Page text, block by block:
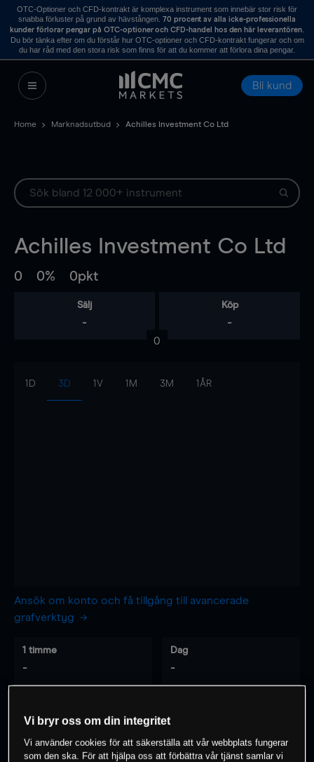
OTC-Optioner och CFD-kontrakt är komplexa instrument som innebär stor risk för
snabba förluster på grund av hävstången. 70 procent av alla icke-professionella
kunder förlorar pengar på OTC-optioner och CFD-handel hos den här leverantören.
Du bör tänka efter om du förstår hur OTC-optioner och CFD-kontrakt fungerar och om
du har råd med den stora risk som finns för att du kommer att förlora dina pengar.
Bli kund
Home Marknadsutbud Achilles Investment Co Ltd
Achilles Investment Co Ltd
0 0% 0pkt
Sälj
-
Köp
-
0
1D 3D 1V 1M 3M 1ÅR
Ansök om konto och få tillgång till avancerade
grafverktyg
1 timme
-
Dag
-
- -
Vi bryr oss om din integritet
Vi använder cookies för att säkerställa att vår webbplats fungerar
som den ska. För att hjälpa oss att förbättra vår tjänst samlar vi